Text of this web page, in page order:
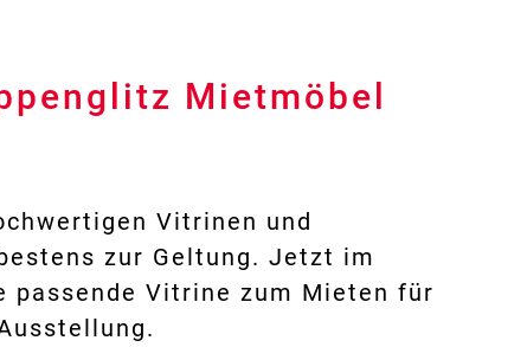
Mietmöbel
Vitrinen und
zur Geltung. Jetzt im
passende Vitrine zum Mieten für